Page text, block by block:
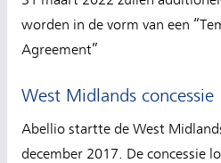
worden in de vorm van een
Agreement”
West Midlands concessie
Abellio startte de West
december 2017. De concessie